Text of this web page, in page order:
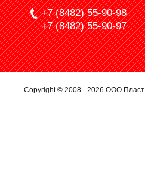
+7 (8482) 55-90-98
+7 (8482) 55-90-97
Copyright © 2008 - 2026 ООО Пласт